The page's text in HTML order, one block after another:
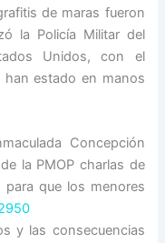
de maras fueron
la Policía Militar del
Unidos, con el
han estado en manos
Concepción
la PMOP charlas de
que los menores
y las consecuencias